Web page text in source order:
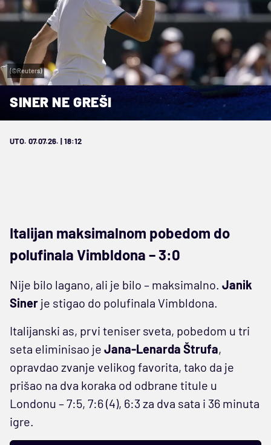
(©Reuters)
SINER NE GREŠI
UTO. 07.07.26. | 18:12
Italijan maksimalnom pobedom do
polufinala Vimbldona – 3:0
Nije bilo lagano, ali je bilo – maksimalno. Janik
Siner je stigao do polufinala Vimbldona.
Italijanski as, prvi teniser sveta, pobedom u tri
seta eliminisao je Jana-Lenarda Štrufa,
opravdao zvanje velikog favorita, tako da je
prišao na dva koraka od odbrane titule u
Londonu – 7:5, 7:6 (4), 6:3 za dva sata i 36 minuta
igre.